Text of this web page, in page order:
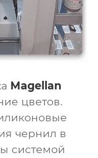
Magellan
цветов.
чернил в
системой